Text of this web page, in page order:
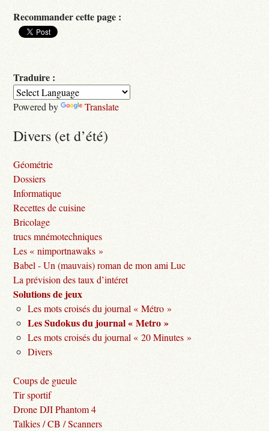
Recommander cette page :
Traduire :
Powered by Translate
Divers (et d’été)
Géométrie
Dossiers
Informatique
Recettes de cuisine
Bricolage
trucs mnémotechniques
Les « nimportnawaks »
Babel - Un (mauvais) roman de mon ami Luc
La prévision des taux d’intéret
Solutions de jeux
Les mots croisés du journal « Métro »
Les Sudokus du journal « Metro »
Les mots croisés du journal « 20 Minutes »
Divers
Coups de gueule
Tir sportif
Drone DJI Phantom 4
Talkies / CB / Scanners